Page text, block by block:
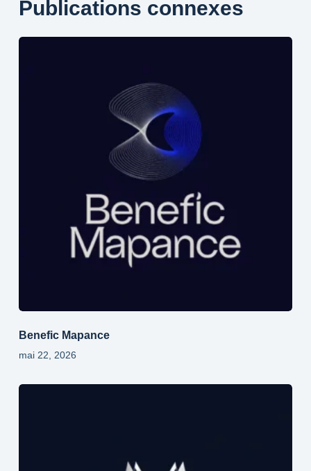
Publications connexes
Benefic Mapance
mai 22, 2026